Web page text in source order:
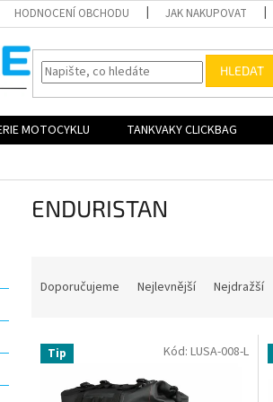
HODNOCENÍ OBCHODU JAK NAKUPOVAT
HLEDAT
MOTOCYKLU TANKVAKY CLICKBAG
ENDURISTAN
n
Doporučujeme Nejlevnější Nejdražší
V Tip Kód: LUSA-008-L